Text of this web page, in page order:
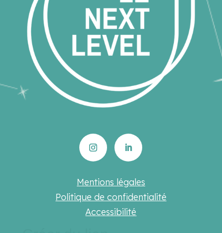
Mentions légales
Politique de confidentialité
Accessibilité